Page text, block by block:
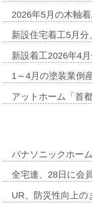
2026年5月の木軸
新設住宅着工5月
新設着工2026年4
1～4月の塗装業倒
アットホーム「首
パナソニックホー
全宅連、28日に会
UR、防災性向上